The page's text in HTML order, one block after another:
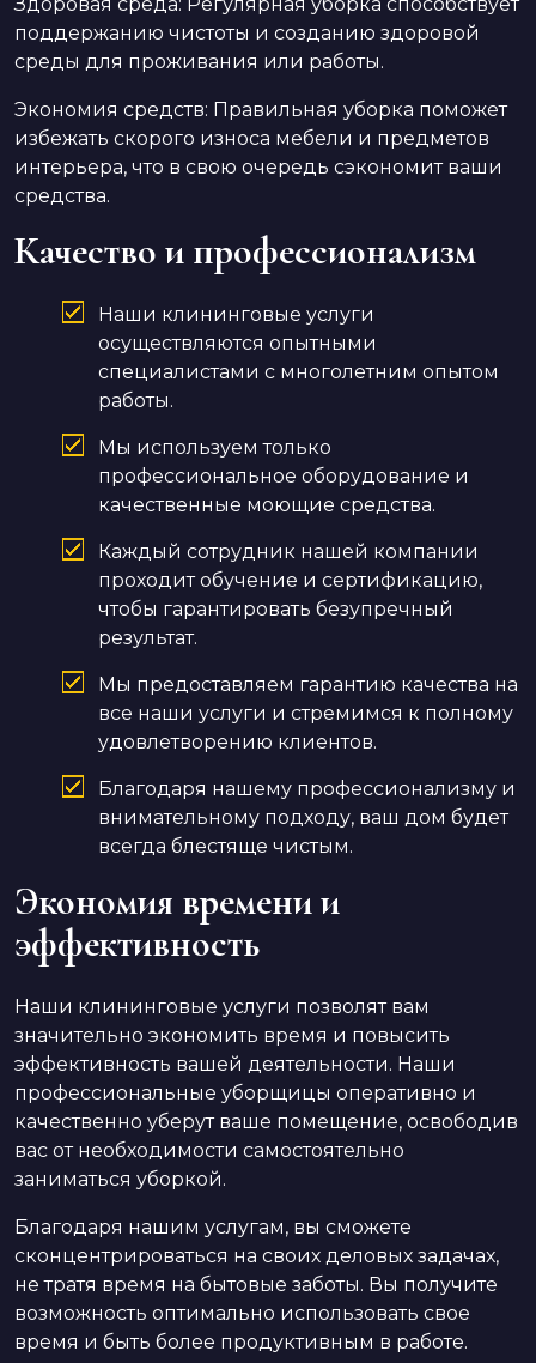
поддержанию чистоты и созданию здоровой
среды для проживания или работы.
Экономия средств: Правильная уборка поможет
избежать скорого износа мебели и предметов
интерьера, что в свою очередь сэкономит ваши
средства.
Качество и профессионализм
Наши клининговые услуги
осуществляются опытными
специалистами с многолетним опытом
работы.
Мы используем только
профессиональное оборудование и
качественные моющие средства.
Каждый сотрудник нашей компании
проходит обучение и сертификацию,
чтобы гарантировать безупречный
результат.
Мы предоставляем гарантию качества на
все наши услуги и стремимся к полному
удовлетворению клиентов.
Благодаря нашему профессионализму и
внимательному подходу, ваш дом будет
всегда блестяще чистым.
Экономия времени и
эффективность
Наши клининговые услуги позволят вам
значительно экономить время и повысить
эффективность вашей деятельности. Наши
профессиональные уборщицы оперативно и
качественно уберут ваше помещение, освободив
вас от необходимости самостоятельно
заниматься уборкой.
Благодаря нашим услугам, вы сможете
сконцентрироваться на своих деловых задачах,
не тратя время на бытовые заботы. Вы получите
возможность оптимально использовать свое
время и быть более продуктивным в работе.